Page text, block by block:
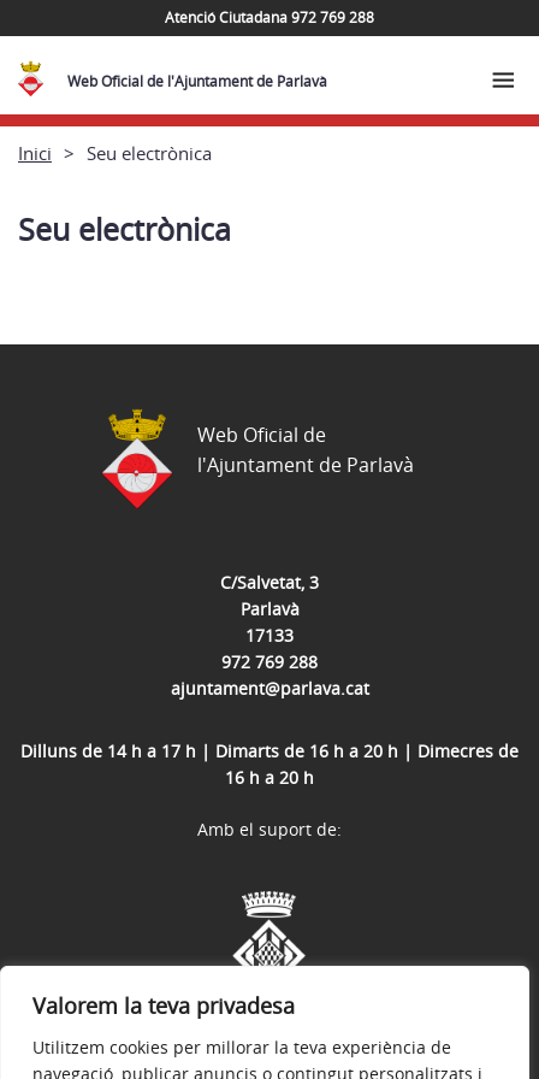
Valorem la teva privadesa
Utilitzem cookies per millorar la teva experiència de
navegació, publicar anuncis o contingut personalitzats i
Atenció Ciutadana 972 769 288
Web Oficial de l'Ajuntament de Parlavà
Inici Seu electrònica
Seu electrònica
C/Salvetat, 3
Parlavà
17133
972 769 288
ajuntament@parlava.cat
Dilluns de 14 h a 17 h | Dimarts de 16 h a 20 h | Dimecres de
16 h a 20 h
Web Oficial de
l'Ajuntament de Parlavà
Amb el suport de: